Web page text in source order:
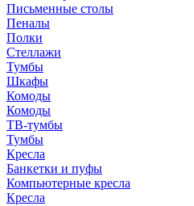
Письменные столы
Пеналы
Полки
Стеллажи
Тумбы
Шкафы
Комоды
Комоды
ТВ-тумбы
Тумбы
Кресла
Банкетки и пуфы
Компьютерные кресла
Кресла